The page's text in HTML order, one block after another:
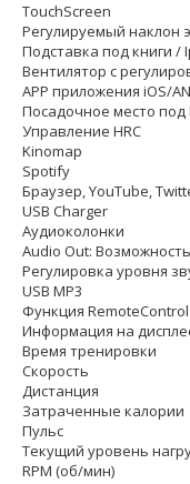
TouchScreen
Регулируемый наклон
Подставка под книги /
Вентилятор c
APP приложения iOS/
Посадочное место под
Управление HRC
Kinomap
Spotify
Браузер, YouTube,
USB Charger
Аудиоколонки
Audio Out:
Регулировка уровня
USB MP3
Функция RemoteControl
Информация на
Время тренировки
Скорость
Дистанция
Затраченные калории
Пульс
Текущий уровень
RPM (об/мин)